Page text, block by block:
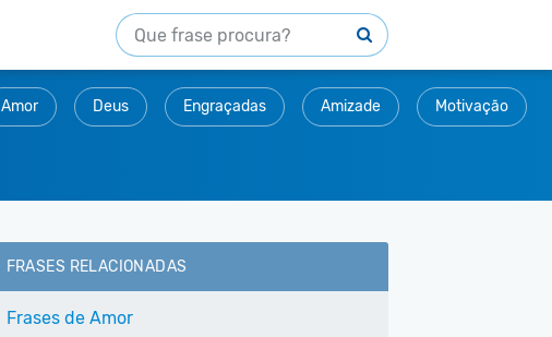
Amor Deus Engraçadas Amizade Motivação
FRASES RELACIONADAS
Frases de Amor